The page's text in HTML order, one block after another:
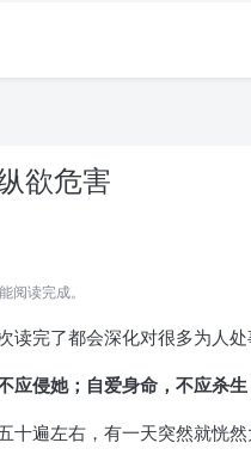
欲危害
阅读完成。
读完了都会深化对很多为
应侵她；自爱身命，不应杀生
十遍左右，有一天突然就恍